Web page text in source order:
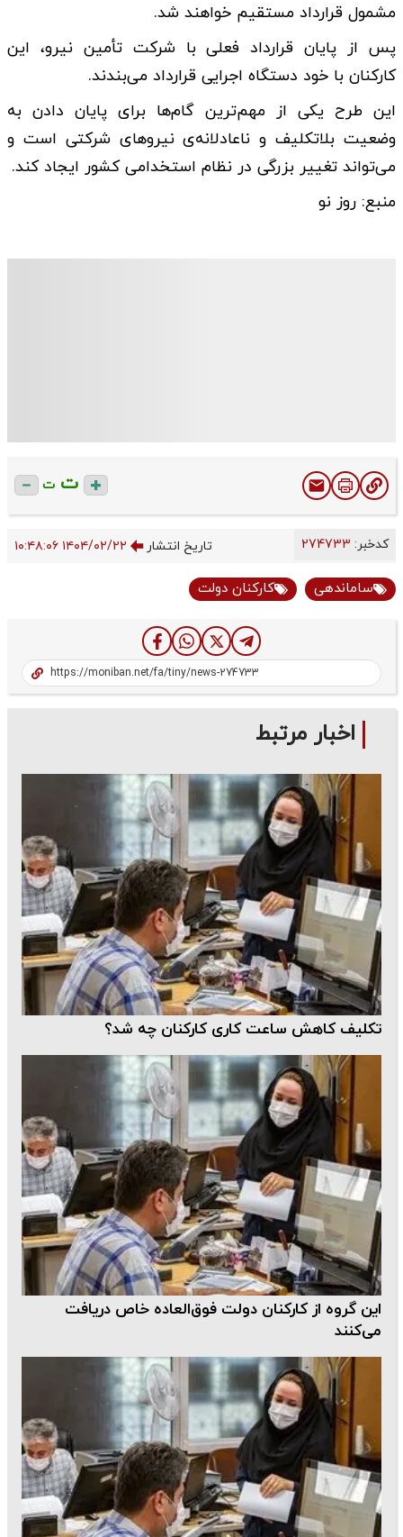
مشمول قرارداد مستقیم خواهند شد.
پس از پایان قرارداد فعلی با شرکت تأمین نیرو، این
کارکنان با خود دستگاه اجرایی قرارداد می‌بندند.
این طرح یکی از مهم‌ترین گام‌ها برای پایان دادن به
وضعیت بلاتکلیف و ناعادلانه‌ی نیروهای شرکتی است و
می‌تواند تغییر بزرگی در نظام استخدامی کشور ایجاد کند.
منبع: روز نو
ت ت
کدخبر: تاریخ انتشار ۱۴۰۴/۰۲/۲۲ ۱۰:۴۸:۰۶
ساماندهی کارکنان دولت
اخبار مرتبط
تکلیف کاهش ساعت کاری کارکنان چه شد؟
این گروه از کارکنان دولت فوق‌العاده خاص دریافت
می‌کنند